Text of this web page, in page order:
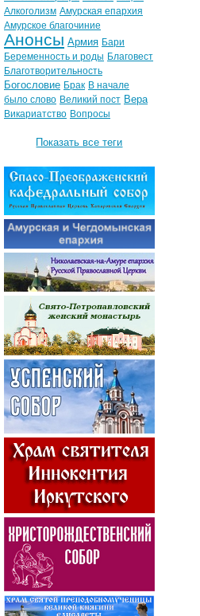
Алкоголизм Амурская епархия
Амурское благочиние
Анонсы Армия Бари
Беременность и роды Благовест
Благотворительность
Богословие Брак В начале
было слово Великий пост Вера
Викариатство Вопросы
Показать все теги